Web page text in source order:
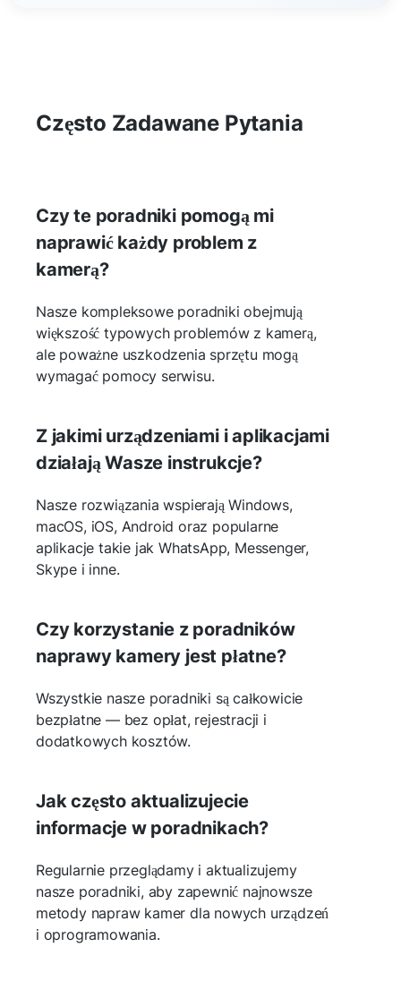
Często Zadawane Pytania
Czy te poradniki pomogą mi
naprawić każdy problem z
kamerą?
Nasze kompleksowe poradniki obejmują
większość typowych problemów z kamerą,
ale poważne uszkodzenia sprzętu mogą
wymagać pomocy serwisu.
Z jakimi urządzeniami i aplikacjami
działają Wasze instrukcje?
Nasze rozwiązania wspierają Windows,
macOS, iOS, Android oraz popularne
aplikacje takie jak WhatsApp, Messenger,
Skype i inne.
Czy korzystanie z poradników
naprawy kamery jest płatne?
Wszystkie nasze poradniki są całkowicie
bezpłatne — bez opłat, rejestracji i
dodatkowych kosztów.
Jak często aktualizujecie
informacje w poradnikach?
Regularnie przeglądamy i aktualizujemy
nasze poradniki, aby zapewnić najnowsze
metody napraw kamer dla nowych urządzeń
i oprogramowania.